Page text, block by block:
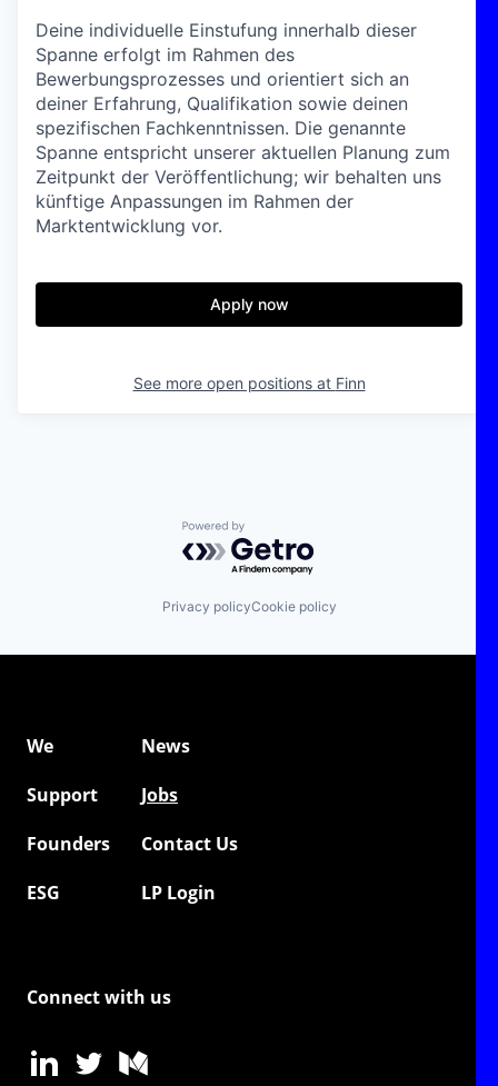
Deine individuelle Einstufung innerhalb dieser
Spanne erfolgt im Rahmen des
Bewerbungsprozesses und orientiert sich an
deiner Erfahrung, Qualifikation sowie deinen
spezifischen Fachkenntnissen. Die genannte
Spanne entspricht unserer aktuellen Planung zum
Zeitpunkt der Veröffentlichung; wir behalten uns
künftige Anpassungen im Rahmen der
Marktentwicklung vor.
Apply now
See more open positions at Finn
Powered by Getro.com
Privacy policyCookie policy
We
News
Support
Jobs
Founders
Contact Us
ESG
LP Login
Connect with us